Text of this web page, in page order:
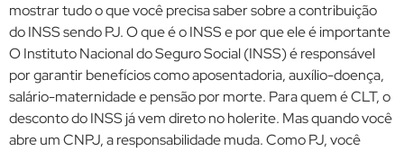
mostrar tudo o que você precisa saber sobre a contribuição
do INSS sendo PJ. O que é o INSS e por que ele é importante
O Instituto Nacional do Seguro Social (INSS) é responsável
por garantir benefícios como aposentadoria, auxílio-doença,
salário-maternidade e pensão por morte. Para quem é CLT, o
desconto do INSS já vem direto no holerite. Mas quando você
abre um CNPJ, a responsabilidade muda. Como PJ, você